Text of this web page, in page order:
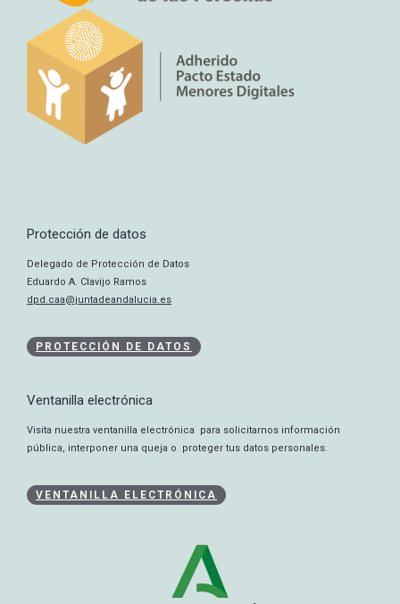
Protección de datos
Delegado de Protección de Datos
Eduardo A. Clavijo Ramos
dpd.caa@juntadeandalucia.es
PROTECCIÓN DE DATOS
Ventanilla electrónica
Visita nuestra ventanilla electrónica para solicitarnos información
pública, interponer una queja o proteger tus datos personales.
VENTANILLA ELECTRÓNICA